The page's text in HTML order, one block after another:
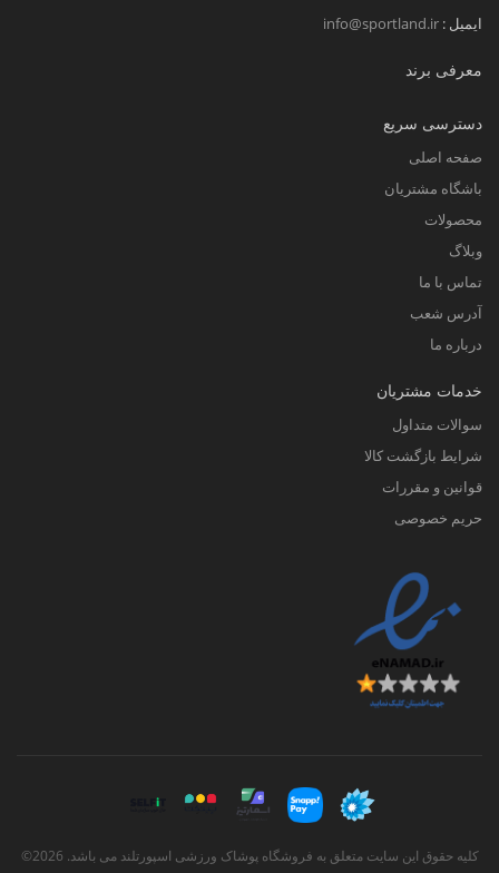
ایمیل : info@sportland.ir
معرفی برند
دسترسی سریع
صفحه اصلی
باشگاه مشتریان
محصولات
وبلاگ
تماس با ما
آدرس شعب
درباره ما
خدمات مشتریان
سوالات متداول
شرایط بازگشت کالا
قوانین و مقررات
حریم خصوصی
کلیه حقوق این سایت متعلق به فروشگاه پوشاک ورزشی اسپورتلند می باشد. 2026©